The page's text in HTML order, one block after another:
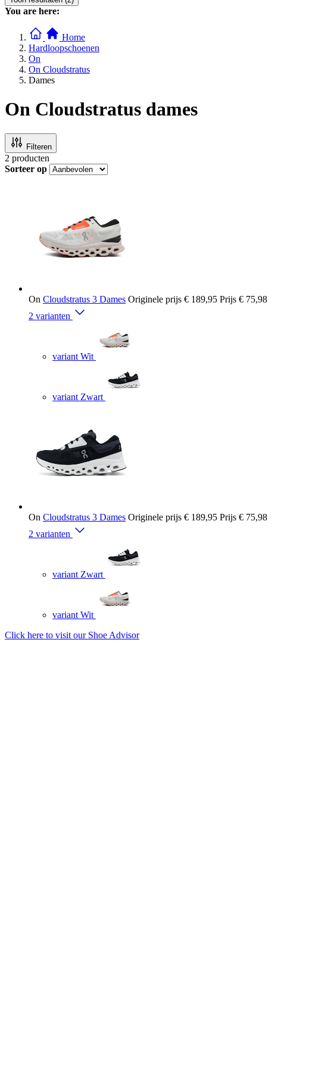
You are here:
Home
Hardloopschoenen
On
On Cloudstratus
Dames
On Cloudstratus dames
Filteren
2 producten
Sorteer op
On Cloudstratus 3 Dames Originele prijs € 189,95 Prijs € 75,98
2 varianten
variant Wit
variant Zwart
On Cloudstratus 3 Dames Originele prijs € 189,95 Prijs € 75,98
2 varianten
variant Zwart
variant Wit
Click here to visit our Shoe Advisor